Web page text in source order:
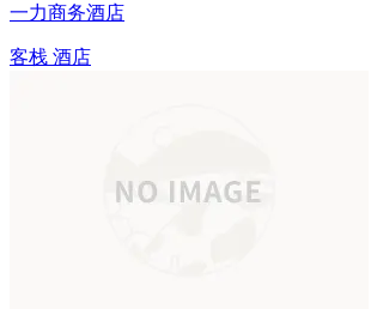
一力商务酒店
客栈 酒店